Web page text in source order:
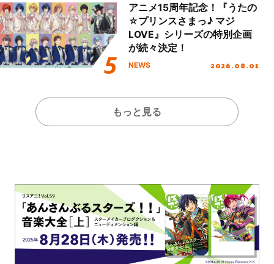
アニメ15周年記念！『うたの
☆プリンスさまっ♪ マジ
LOVE』シリーズの特別企画
が続々決定！
NEWS 2026.08.01
もっと見る